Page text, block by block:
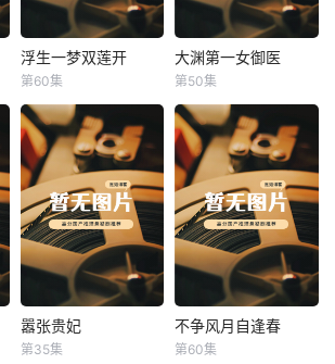
浮生一梦双莲开
浮生一梦双莲开
第60集
大渊第一女御医
大渊第一女御医
第50集
嚣张贵妃
嚣张贵妃
第35集
不争风月自逢春
不争风月自逢春
第60集